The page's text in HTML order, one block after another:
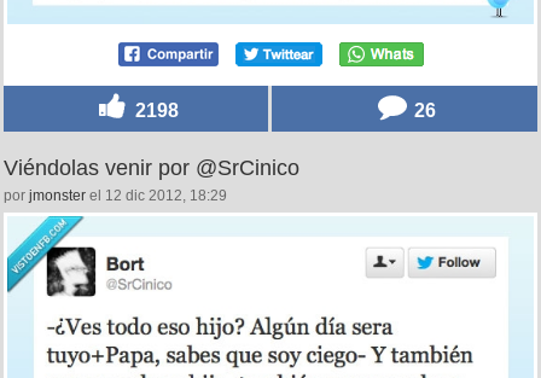
2198 26
Viéndolas venir por @SrCinico
por jmonster el 12 dic 2012, 18:29